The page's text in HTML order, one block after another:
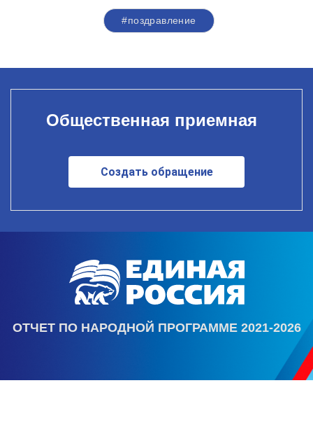
#поздравление
Общественная приемная
Создать обращение
ОТЧЕТ ПО НАРОДНОЙ ПРОГРАММЕ 2021-2026